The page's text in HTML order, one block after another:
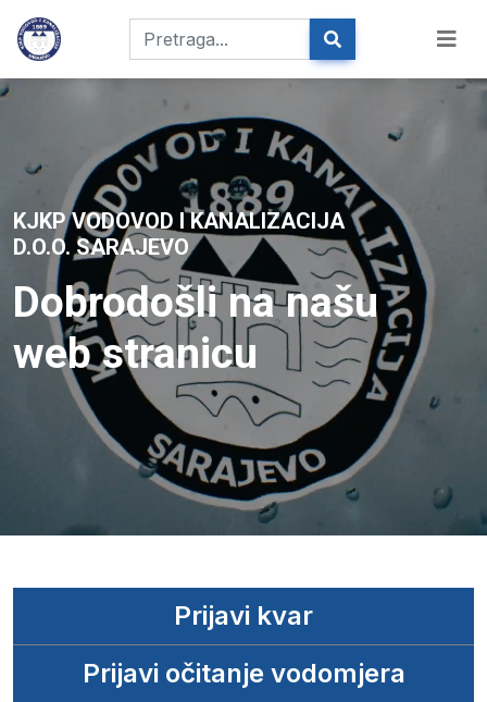
KJKP VODOVOD I KANALIZACIJA
D.O.O. SARAJEVO
Dobrodošli na našu
web stranicu
Prijavi kvar
Prijavi očitanje vodomjera